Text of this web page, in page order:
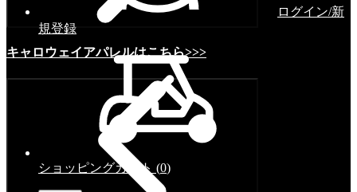
キャロウェイアパレルはこちら>>>
ログイン/新
規登録
ショッピングカート (0)